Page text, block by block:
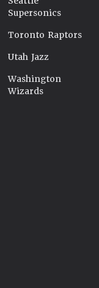
Supersonics
Toronto Raptors
Utah Jazz
Washington
Wizards